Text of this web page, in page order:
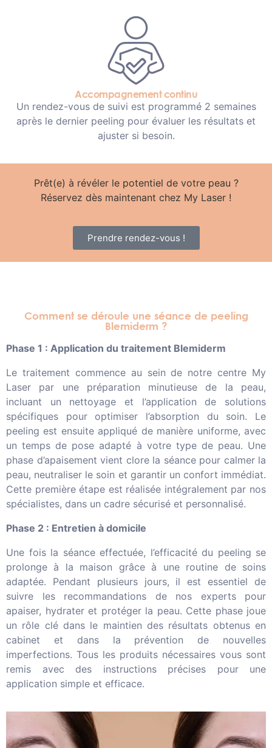
Accompagnement continu
Un rendez-vous de suivi est programmé 2 semaines
après le dernier peeling pour évaluer les résultats et
ajuster si besoin.
Prêt(e) à révéler le potentiel de votre peau ?
Réservez dès maintenant chez My Laser !
Prendre rendez-vous !
Comment se déroule une séance de peeling
Blemiderm ?
Phase 1 : Application du traitement Blemiderm
Le traitement commence au sein de notre centre My
Laser par une préparation minutieuse de la peau,
incluant un nettoyage et l’application de solutions
spécifiques pour optimiser l’absorption du soin. Le
peeling est ensuite appliqué de manière uniforme, avec
un temps de pose adapté à votre type de peau. Une
phase d’apaisement vient clore la séance pour calmer la
peau, neutraliser le soin et garantir un confort immédiat.
Cette première étape est réalisée intégralement par nos
spécialistes, dans un cadre sécurisé et personnalisé.
Phase 2 : Entretien à domicile
Une fois la séance effectuée, l’efficacité du peeling se
prolonge à la maison grâce à une routine de soins
adaptée. Pendant plusieurs jours, il est essentiel de
suivre les recommandations de nos experts pour
apaiser, hydrater et protéger la peau. Cette phase joue
un rôle clé dans le maintien des résultats obtenus en
cabinet et dans la prévention de nouvelles
imperfections. Tous les produits nécessaires vous sont
remis avec des instructions précises pour une
application simple et efficace.